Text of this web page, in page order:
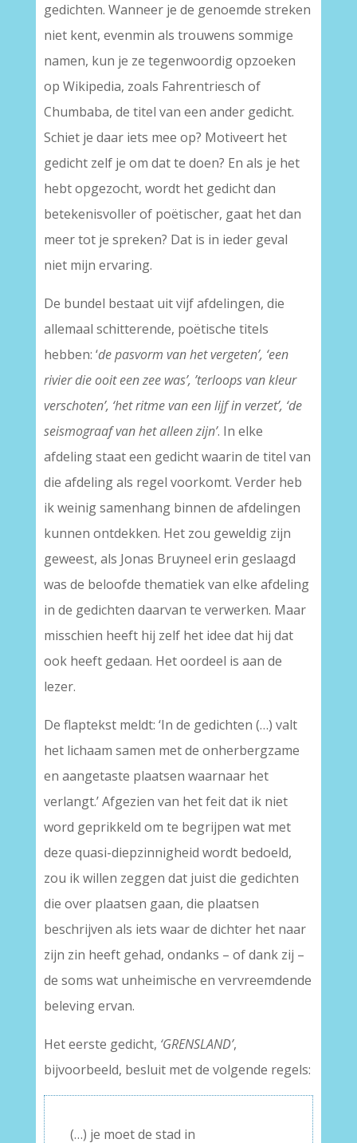
gedichten. Wanneer je de genoemde streken
niet kent, evenmin als trouwens sommige
namen, kun je ze tegenwoordig opzoeken
op Wikipedia, zoals Fahrentriesch of
Chumbaba, de titel van een ander gedicht.
Schiet je daar iets mee op? Motiveert het
gedicht zelf je om dat te doen? En als je het
hebt opgezocht, wordt het gedicht dan
betekenisvoller of poëtischer, gaat het dan
meer tot je spreken? Dat is in ieder geval
niet mijn ervaring.
De bundel bestaat uit vijf afdelingen, die
allemaal schitterende, poëtische titels
hebben: ‘de pasvorm van het vergeten’, ‘een
rivier die ooit een zee was’, ’terloops van kleur
verschoten’, ‘het ritme van een lijf in verzet’, ‘de
seismograaf van het alleen zijn’. In elke
afdeling staat een gedicht waarin de titel van
die afdeling als regel voorkomt. Verder heb
ik weinig samenhang binnen de afdelingen
kunnen ontdekken. Het zou geweldig zijn
geweest, als Jonas Bruyneel erin geslaagd
was de beloofde thematiek van elke afdeling
in de gedichten daarvan te verwerken. Maar
misschien heeft hij zelf het idee dat hij dat
ook heeft gedaan. Het oordeel is aan de
lezer.
De flaptekst meldt: ‘In de gedichten (…) valt
het lichaam samen met de onherbergzame
en aangetaste plaatsen waarnaar het
verlangt.’ Afgezien van het feit dat ik niet
word geprikkeld om te begrijpen wat met
deze quasi-diepzinnigheid wordt bedoeld,
zou ik willen zeggen dat juist die gedichten
die over plaatsen gaan, die plaatsen
beschrijven als iets waar de dichter het naar
zijn zin heeft gehad, ondanks – of dank zij –
de soms wat unheimische en vervreemdende
beleving ervan.
Het eerste gedicht, ‘GRENSLAND’,
bijvoorbeeld, besluit met de volgende regels:
(…) je moet de stad in